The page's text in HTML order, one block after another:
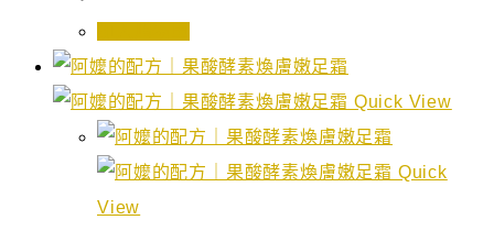
Quick View
Quick
View